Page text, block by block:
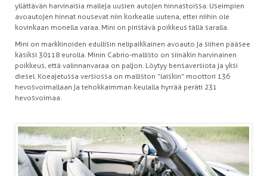
yllättävän harvinaisia malleja uusien autojen hinnastoissa. Useimpien
avoautojen hinnat nousevat niin korkealle uutena, ettei niihin ole
kovinkaan monella varaa. Mini on piristävä poikkeus tällä saralla.
Mini on markkinoiden edullisin nelipaikkainen avoauto ja siihen pääsee
käsiksi 30 118 eurolla. Minin Cabrio-mallisto on siinäkin harvinainen
poikkeus, että valinnanvaraa on paljon. Löytyy bensaversiota ja yksi
diesel. Koeajetussa versiossa on malliston ”laiskin” moottori 136
hevosvoimallaan ja tehokkaimman keulalla hyrrää peräti 231
hevosvoimaa.